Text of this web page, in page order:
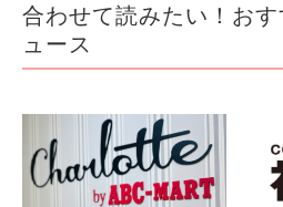
合わせて読みたい！お
ュース